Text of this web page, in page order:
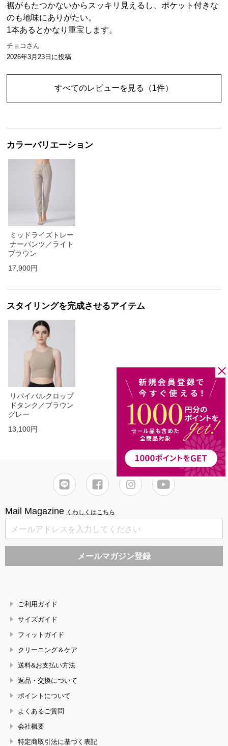
裾がもたつかないからスッキリ見えるし、ポケット付きな
のも地味にありがたい。
1本あるとかなり重宝します。
チョコさん
2026年3月23日 に投稿
すべてのレビューを見る （1件）
カラーバリエーション
ミッドライズトレー
ナーパンツ／ライト
ブラウン
17,900円
スタイリングを完成させるアイテム
リバイバルクロップ
ドタンク／ブラウン
グレー
13,100円
Mail Magazine くわしくはこちら
ご利用ガイド
サイズガイド
フィットガイド
クリーニング＆ケア
送料&お支払い方法
返品・交換について
ポイントについて
よくあるご質問
会社概要
特定商取引法に基づく表記